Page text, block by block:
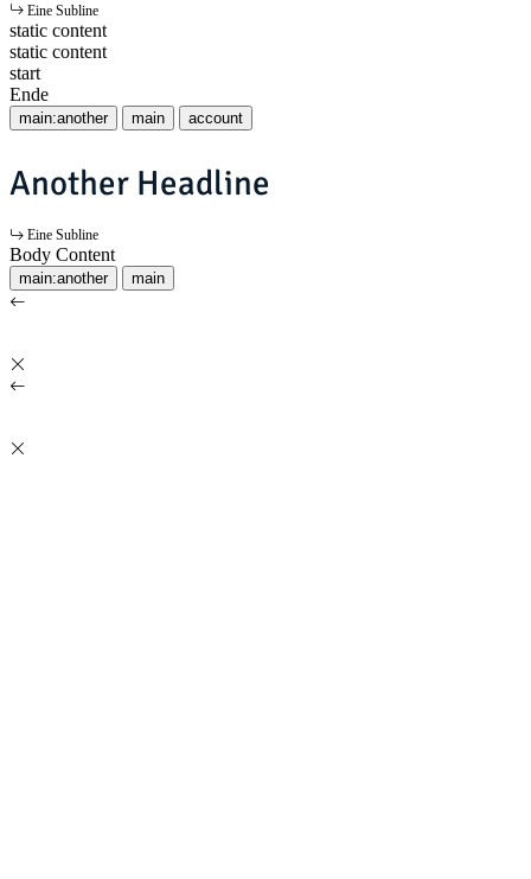
Eine Subline
static content
static content
start
Ende
main:another main account
Another Headline
Eine Subline
Body Content
main:another main